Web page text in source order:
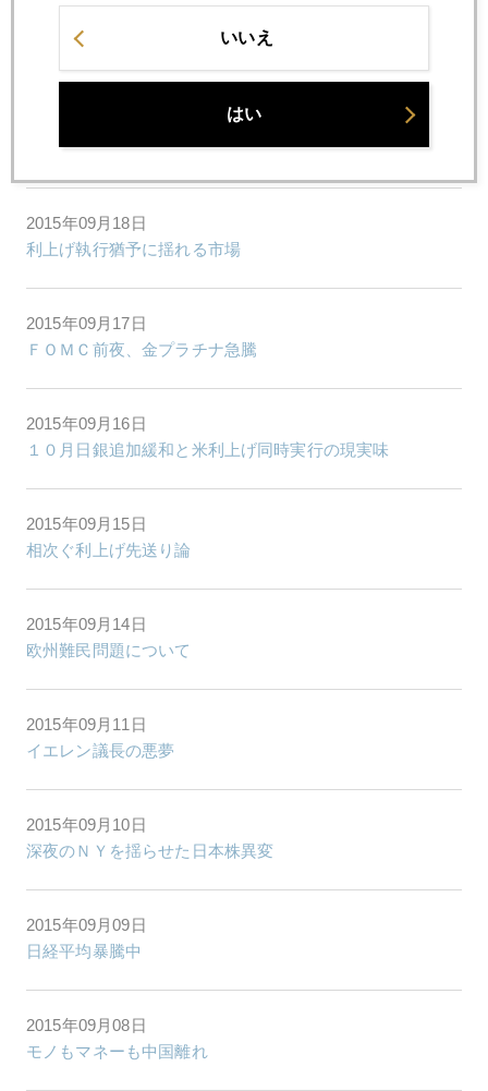
来年利上げも示唆、イエレン議長講演
フォルクスワーゲン不正、プラチナ市場に大激震
2015年09月18日
利上げ執行猶予に揺れる市場
2015年09月17日
ＦＯＭＣ前夜、金プラチナ急騰
2015年09月16日
１０月日銀追加緩和と米利上げ同時実行の現実味
2015年09月15日
相次ぐ利上げ先送り論
2015年09月14日
欧州難民問題について
2015年09月11日
イエレン議長の悪夢
2015年09月10日
深夜のＮＹを揺らせた日本株異変
2015年09月09日
日経平均暴騰中
2015年09月08日
モノもマネーも中国離れ
いいえ
はい